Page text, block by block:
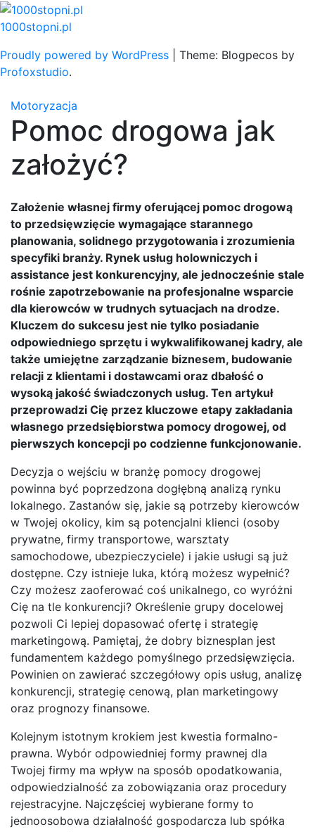
Skip
to
1000stopni.pl
Proudly powered by WordPress
Theme: Blogpecos by
Profoxstudio.
Motoryzacja
Pomoc drogowa jak
założyć?
Założenie własnej firmy oferującej pomoc drogową
to przedsięwzięcie wymagające starannego
planowania, solidnego przygotowania i zrozumienia
specyfiki branży. Rynek usług holowniczych i
assistance jest konkurencyjny, ale jednocześnie stale
rośnie zapotrzebowanie na profesjonalne wsparcie
dla kierowców w trudnych sytuacjach na drodze.
Kluczem do sukcesu jest nie tylko posiadanie
odpowiedniego sprzętu i wykwalifikowanej kadry, ale
także umiejętne zarządzanie biznesem, budowanie
relacji z klientami i dostawcami oraz dbałość o
wysoką jakość świadczonych usług. Ten artykuł
przeprowadzi Cię przez kluczowe etapy zakładania
własnego przedsiębiorstwa pomocy drogowej, od
pierwszych koncepcji po codzienne funkcjonowanie.
Decyzja o wejściu w branżę pomocy drogowej
powinna być poprzedzona dogłębną analizą rynku
lokalnego. Zastanów się, jakie są potrzeby kierowców
w Twojej okolicy, kim są potencjalni klienci (osoby
prywatne, firmy transportowe, warsztaty
samochodowe, ubezpieczyciele) i jakie usługi są już
dostępne. Czy istnieje luka, którą możesz wypełnić?
Czy możesz zaoferować coś unikalnego, co wyróżni
Cię na tle konkurencji? Określenie grupy docelowej
pozwoli Ci lepiej dopasować ofertę i strategię
marketingową. Pamiętaj, że dobry biznesplan jest
fundamentem każdego pomyślnego przedsięwzięcia.
Powinien on zawierać szczegółowy opis usług, analizę
konkurencji, strategię cenową, plan marketingowy
oraz prognozy finansowe.
Kolejnym istotnym krokiem jest kwestia formalno-
prawna. Wybór odpowiedniej formy prawnej dla
Twojej firmy ma wpływ na sposób opodatkowania,
odpowiedzialność za zobowiązania oraz procedury
rejestracyjne. Najczęściej wybierane formy to
jednoosobowa działalność gospodarcza lub spółka